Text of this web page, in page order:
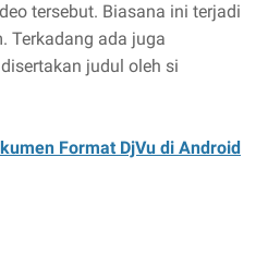
tersebut. Biasana ini terjadi
Terkadang ada juga
judul oleh si
Format DjVu di Android